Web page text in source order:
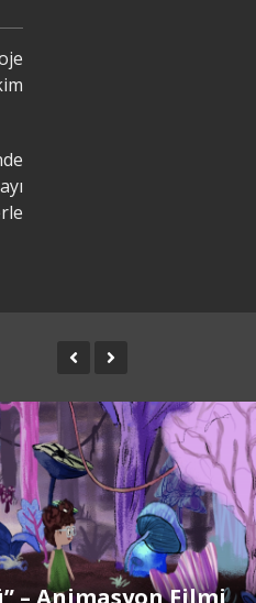
– Animasyon Filmi